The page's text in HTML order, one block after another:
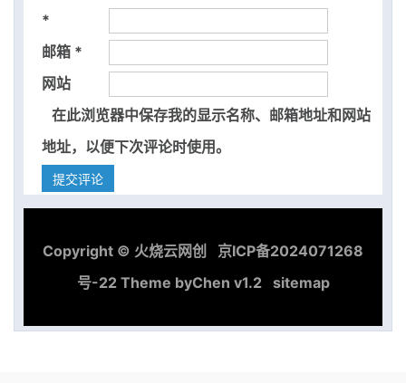
*
邮箱 *
网站
在此浏览器中保存我的显示名称、邮箱地址和网站
地址，以便下次评论时使用。
Copyright © 火烧云网创
京ICP备2024071268
号-22Theme byChen v1.2 sitemap